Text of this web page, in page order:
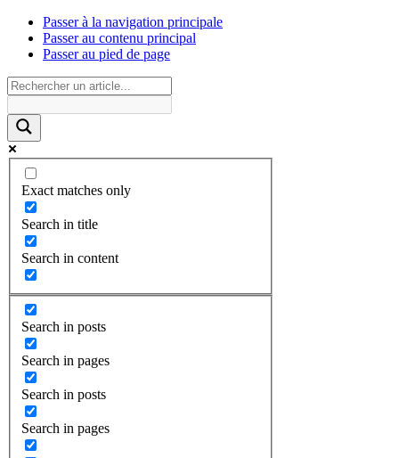
Passer à la navigation principale
Passer au contenu principal
Passer au pied de page
Exact matches only
Search in title
Search in content
Search in posts
Search in pages
Search in posts
Search in pages